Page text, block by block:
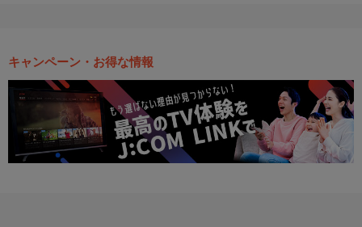
キャンペーン・お得な情報